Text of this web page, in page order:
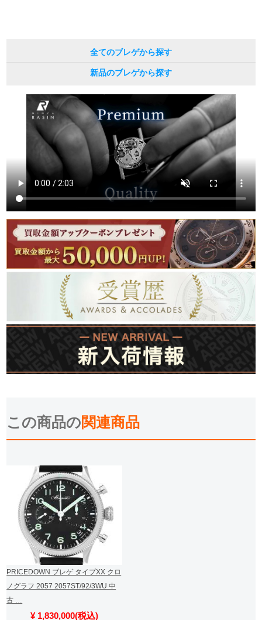
全てのブレゲから探す
新品のブレゲから探す
この商品の関連商品
PRICEDOWN ブレゲ タイプXX クロ
ノグラフ 2057 2057ST/92/3WU 中
古 …
¥ 1,830,000(税込)